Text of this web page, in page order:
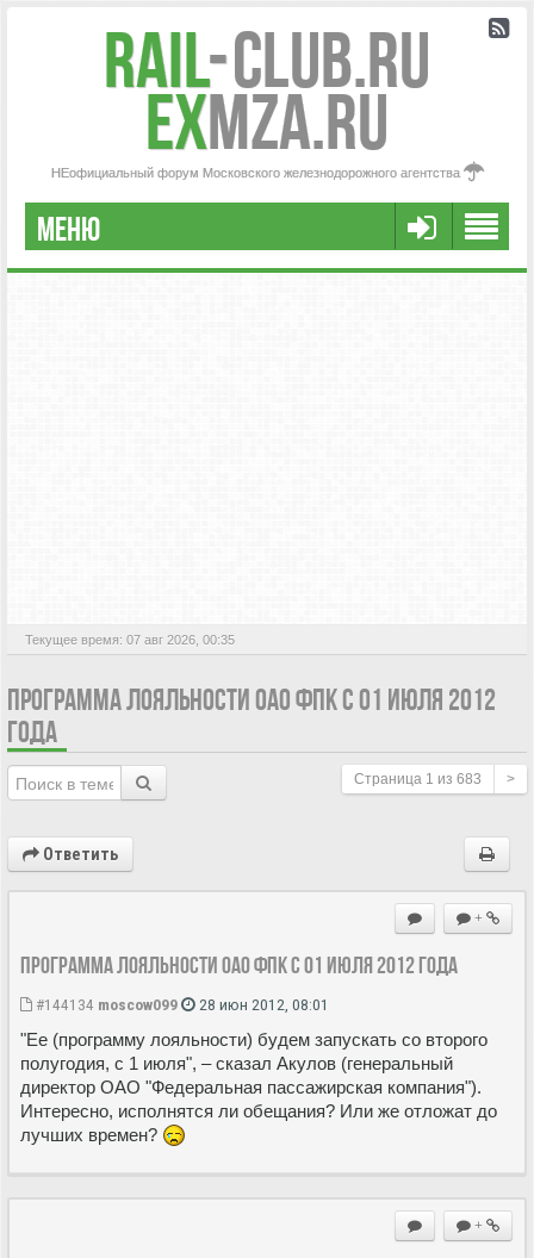
Rail-Club.RU
exMZA.RU
НЕофициальный форум Московского железнодорожного агентства
МЕНЮ
РЕГИСТРАЦИЯ
Текущее время: 07 авг 2026, 00:35
ПРОГРАММА ЛОЯЛЬНОСТИ ОАО ФПК С 01 ИЮЛЯ 2012
ГОДА
Страница 1 из 683 >
Ответить
+
Программа лояльности ОАО ФПК с 01 июля 2012 года
#144134 moscow099 28 июн 2012, 08:01
"Ее (программу лояльности) будем запускать со второго
полугодия, с 1 июля", – сказал Акулов (генеральный
директор ОАО "Федеральная пассажирская компания").
Интересно, исполнятся ли обещания? Или же отложат до
лучших времен?
+